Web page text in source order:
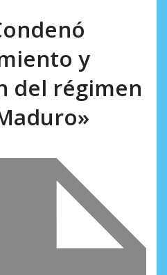
2026
6, 2026
y
del régimen